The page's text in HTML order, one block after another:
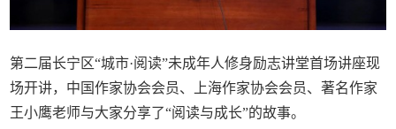
第二届长宁区“城市·阅读”未成年人修身励志讲堂首场讲座现
场开讲，中国作家协会会员、上海作家协会会员、著名作家
王小鹰老师与大家分享了“阅读与成长”的故事。